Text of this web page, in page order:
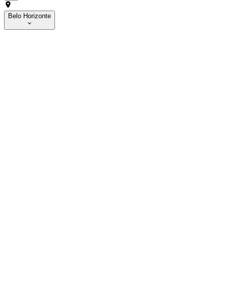
Belo Horizonte